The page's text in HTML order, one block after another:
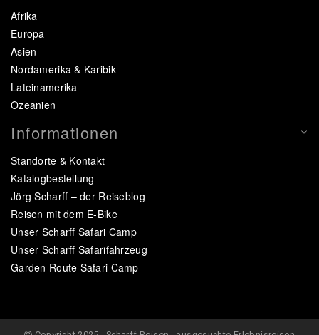
Afrika
Europa
Asien
Nordamerika & Karibik
Lateinamerika
Ozeanien
Informationen
Standorte & Kontakt
Katalogbestellung
Jörg Scharff – der Reiseblog
Reisen mit dem E-Bike
Unser Scharff Safari Camp
Unser Scharff Safarifahrzeug
Garden Route Safari Camp